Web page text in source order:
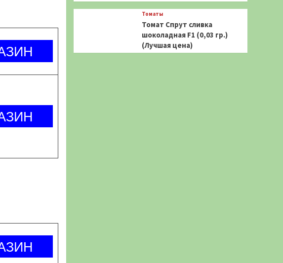
Томаты
Томат Спрут сливка
шоколадная F1 (0,03 гр.)
(Лучшая цена)